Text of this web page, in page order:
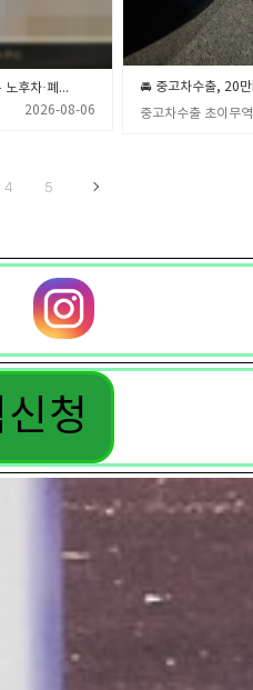
🚙 중고차수출, 20만km 넘은 노후차·폐차 직전 차량 제값 받고 파는 확실한 노하우 💡 (중고차수출 초이무역)
2026-08-06
중고차수출 초이무역
4 5
청